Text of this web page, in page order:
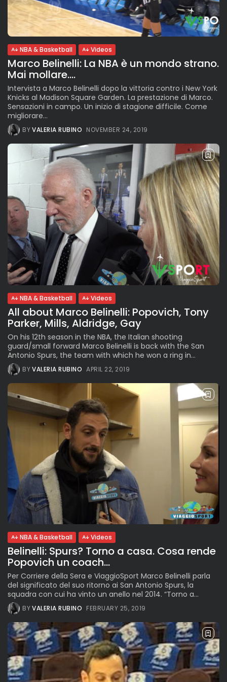
The International Peruvian
Parade Brings Millennial...
BY VALERIA RUBINO JULY 12, 2026
Subscribe to our Newletter
Stay Informed, Stay Inspired
Newsletter
FOLLOW US
JOIN OUR COMMUNITY
NBA & Basketball Videos
Marco Belinelli: La NBA è un mondo strano.
Mai mollare....
Intervista a Marco Belinelli dopo la vittoria contro i New York
Knicks al Madison Square Garden. La prestazione di Marco.
Sensazioni in campo. Un inizio di stagione difficile. Come
migliorare...
BYVALERIA RUBINO NOVEMBER 24, 2019
NBA & Basketball Videos
All about Marco Belinelli: Popovich, Tony
Parker, Mills, Aldridge, Gay
On his 12th season in the NBA, the Italian shooting
guard/small forward Marco Belinelli is back with the San
Antonio Spurs, the team with which he won a ring in...
BYVALERIA RUBINO APRIL 22, 2019
NBA & Basketball Videos
Belinelli: Spurs? Torno a casa. Cosa rende
Popovich un coach...
Per Corriere della Sera e ViaggioSport Marco Belinelli parla
del significato del suo ritorno ai San Antonio Spurs, la
squadra con cui ha vinto un anello nel 2014. “Torno a...
BYVALERIA RUBINO FEBRUARY 25, 2019